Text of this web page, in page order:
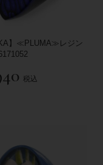
】≪PLUMA≫レジン
税込